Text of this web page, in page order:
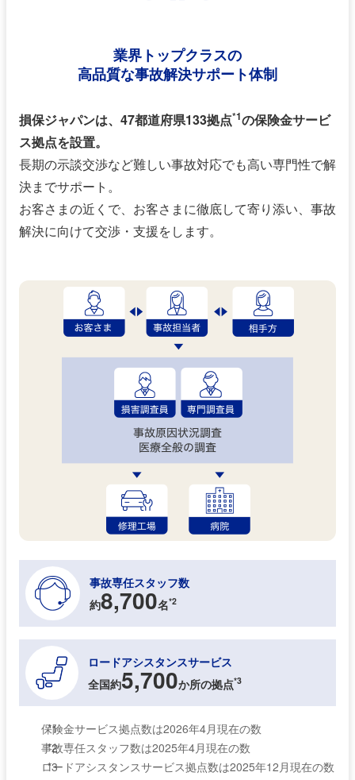
業界トップクラスの
高品質な事故解決サポート体制
損保ジャパンは、47都道府県133拠点*1の保険金サービ
ス拠点を設置。
長期の示談交渉など難しい事故対応でも高い専門性で解
決までサポート。
お客さまの近くで、お客さまに徹底して寄り添い、事故
解決に向けて交渉・支援をします。
事故専任スタッフ数
約8,700名*2
ロードアシスタンスサービス
全国約5,700か所の拠点*3
*1
保険金サービス拠点数は2026年4月現在の数
*2
事故専任スタッフ数は2025年4月現在の数
*3
ロードアシスタンスサービス拠点数は2025年12月現在の数